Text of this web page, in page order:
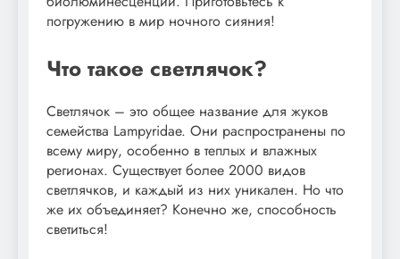
погружению в мир ночного сияния!
Что такое светлячок?
Светлячок – это общее название для жуков
семейства Lampyridae. Они распространены по
всему миру, особенно в теплых и влажных
регионах. Существует более 2000 видов
светлячков, и каждый из них уникален. Но что
же их объединяет? Конечно же, способность
светиться!